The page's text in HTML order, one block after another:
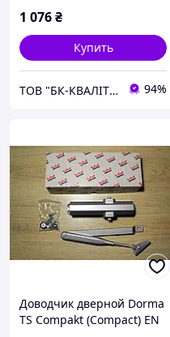
1 076₴
Купить
ТОВ "БК-КВАЛІТЄТ" 94%
Доводчик дверной Dorma
TS Compakt (Compact) EN